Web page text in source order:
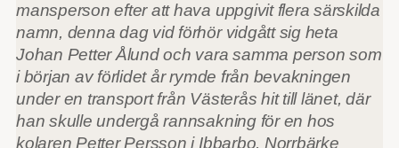
mansperson efter att hava uppgivit flera särskilda
namn, denna dag vid förhör vidgått sig heta
Johan Petter Ålund och vara samma person som
i början av förlidet år rymde från bevakningen
under en transport från Västerås hit till länet, där
han skulle undergå rannsakning för en hos
kolaren Petter Persson i Ibbarbo, Norrbärke